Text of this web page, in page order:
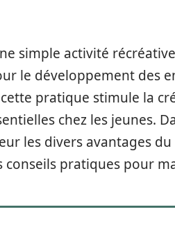
simple activité
le développement des
pratique stimule la
chez les jeunes.
les divers avantages
conseils pratiques pour